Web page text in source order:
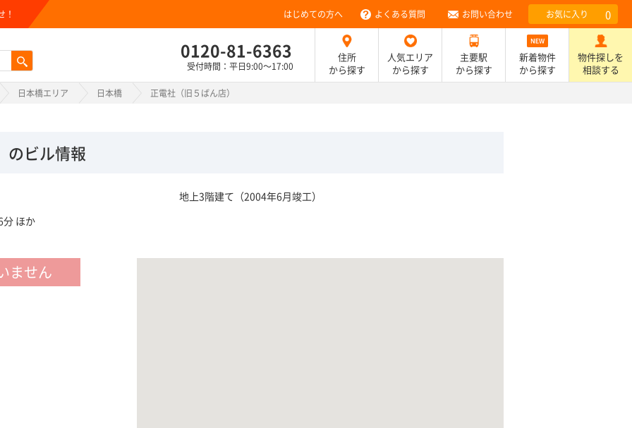
！ はじめての方へ よくある質問 お問い合わせ お気に入り 0
0120-81-6363
受付時間：平日9:00～17:00
住所
から探す
人気エリア
から探す
主要駅
から探す
新着物件
から探す
物件探しを
相談する
日本橋エリア 日本橋 正電社（旧５ばん店）
のビル情報
分 ほか
地上3階建て（2004年6月竣工）
ません